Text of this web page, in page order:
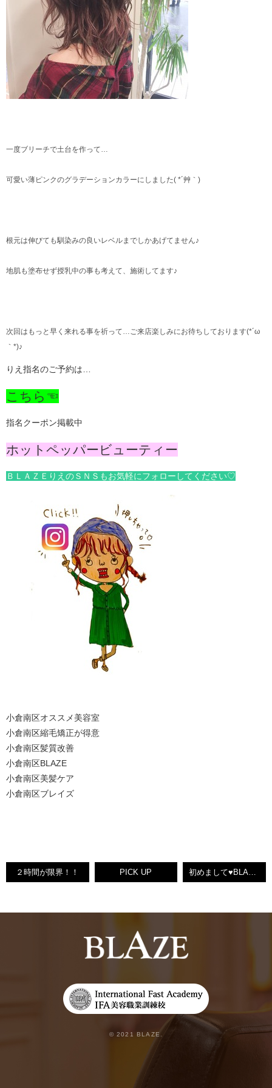
一度ブリーチで土台を作って…
可愛い薄ピンクのグラデーションカラーにしました( *´艸｀)
根元は伸びても馴染みの良いレベルまでしかあげてません♪
地肌も塗布せず授乳中の事も考えて、施術してます♪
次回はもっと早く来れる事を祈って…ご来店楽しみにお待ちしております(*´ω
｀*)♪
りえ指名のご予約は…
こちら☜
指名クーポン掲載中
ホットペッパービューティー
ＢＬＡＺＥりえのＳＮＳもお気軽にフォローしてください♡
小倉南区オススメ美容室
小倉南区縮毛矯正が得意
小倉南区髪質改善
小倉南区BLAZE
小倉南区美髪ケア
小倉南区ブレイズ
２時間が限界！！ PICK UP 初めまして♥BLAZEけいこ♥【小倉南区守恒美容室】
© 2021 BLAZE.